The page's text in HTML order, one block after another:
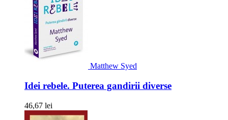
Matthew Syed
Idei rebele. Puterea gandirii diverse
46,67 lei